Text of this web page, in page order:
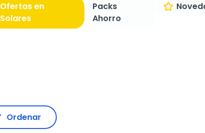
Ofertas en
Solares
Packs
Ahorro
Ordenar